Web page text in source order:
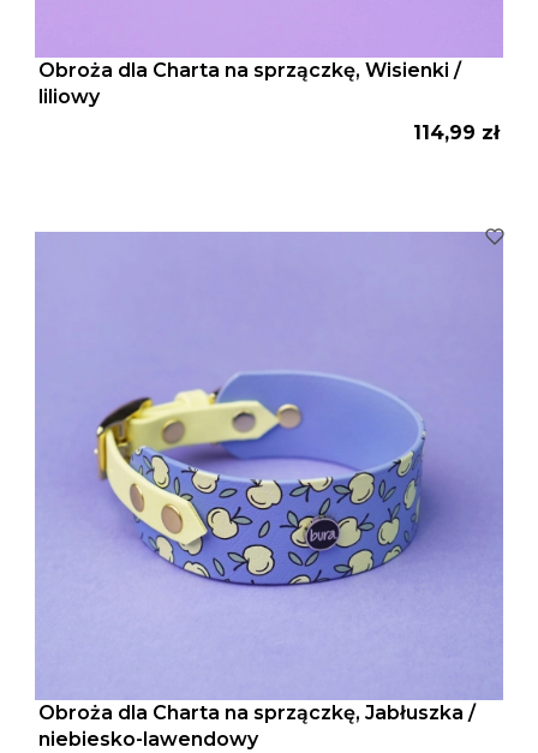
Obroża dla Charta na sprzączkę, Wisienki /
liliowy
Cena
114,99 zł
Obroża dla Charta na sprzączkę, Jabłuszka /
niebiesko-lawendowy